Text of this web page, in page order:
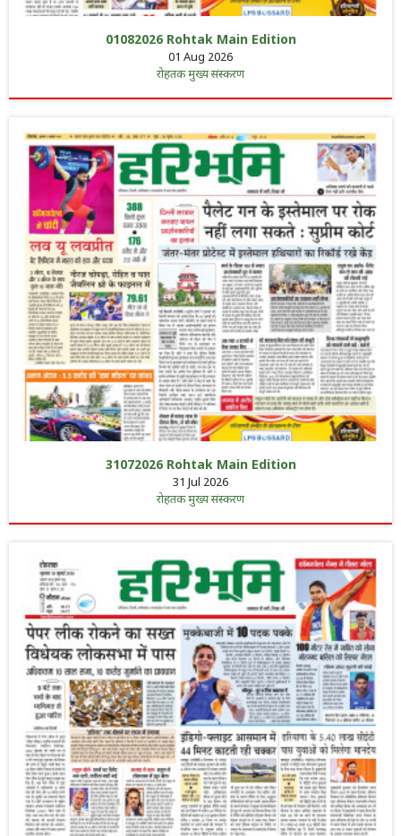
01082026 Rohtak Main Edition
01 Aug 2026
रोहतक मुख्य संस्करण
31072026 Rohtak Main Edition
31 Jul 2026
रोहतक मुख्य संस्करण